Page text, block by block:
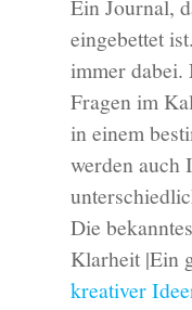
Ein Journal,
eingebettet
immer dabei.
Fragen im
in einem
werden auch
Die
Klarheit|Ein
kreativer